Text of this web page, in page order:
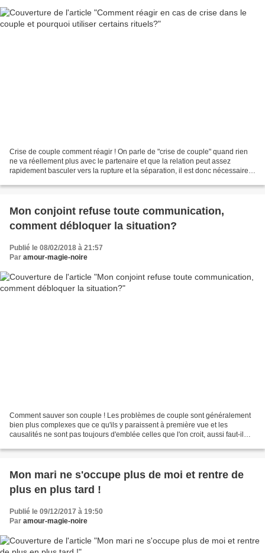
Crise de couple comment réagir ! On parle de "crise de couple" quand rien
ne va réellement plus avec le partenaire et que la relation peut assez
rapidement basculer vers la rupture et la séparation, il est donc nécessaire
Mon conjoint refuse toute communication,
comment débloquer la situation?
Publié le 08/02/2018 à 21:57
Par amour-magie-noire
Comment sauver son couple ! Les problèmes de couple sont généralement
bien plus complexes que ce qu'ils y paraissent à première vue et les
causalités ne sont pas toujours d'emblée celles que l'on croit, aussi faut-il
Mon mari ne s'occupe plus de moi et rentre de
plus en plus tard !
Publié le 09/12/2017 à 19:50
Par amour-magie-noire